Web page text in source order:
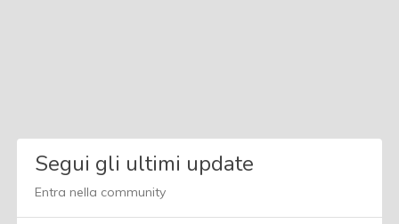
Segui gli ultimi update
Entra nella community